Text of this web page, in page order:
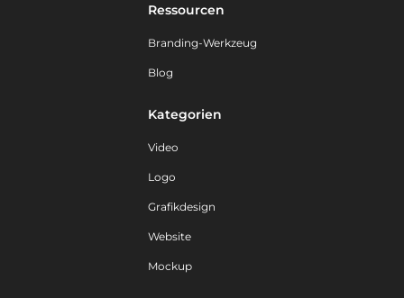
Ressourcen
Branding-Werkzeug
Blog
Kategorien
Video
Logo
Grafikdesign
Website
Mockup